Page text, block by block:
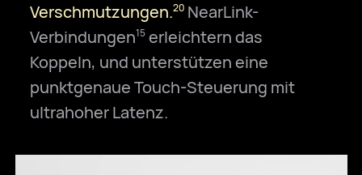
Verschmutzungen.20 NearLink-
Verbindungen15 erleichtern das
Koppeln, und unterstützen eine
punktgenaue Touch-Steuerung mit
ultrahoher Latenz.